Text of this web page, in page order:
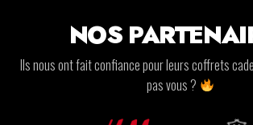
NOS
Ils nous ont fait confiance pour leurs coffrets
pas vous ?